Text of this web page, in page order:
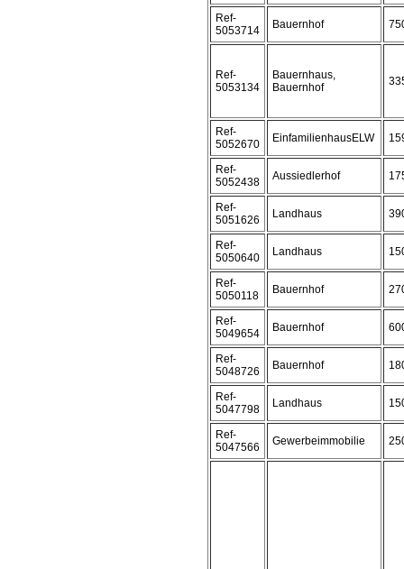
Ref-
5053714
Bauernhof
Ref-
5053134
Bauernhaus,
Bauernhof
Ref-
5052670
EinfamilienhausELW
Ref-
5052438
Aussiedlerhof
Ref-
5051626
Landhaus
Ref-
5050640
Landhaus
Ref-
5050118
Bauernhof
Ref-
5049654
Bauernhof
Ref-
5048726
Bauernhof
Ref-
5047798
Landhaus
Ref-
5047566
Gewerbeimmobilie